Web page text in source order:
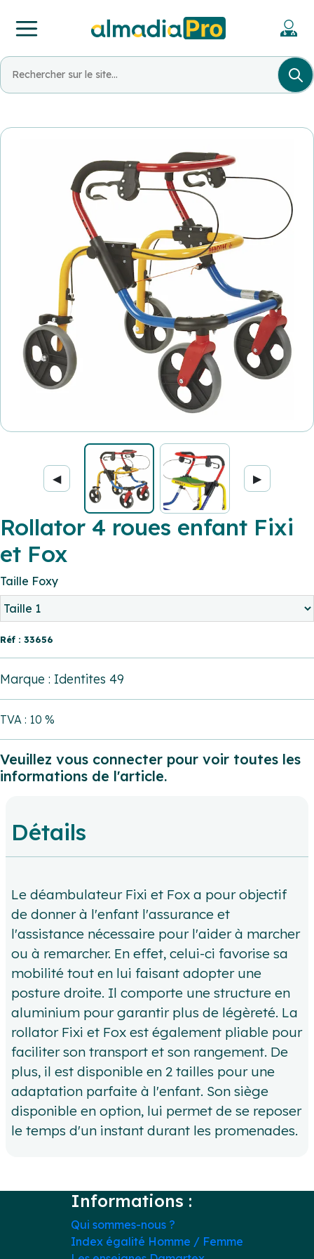
◀ ▶
Rollator 4 roues enfant Fixi
et Fox
Taille Foxy
Réf : 33656
Marque : Identites 49
TVA : 10 %
Veuillez vous connecter pour voir toutes les
informations de l'article.
Détails
Le déambulateur Fixi et Fox a pour objectif
de donner à l'enfant l'assurance et
l'assistance nécessaire pour l'aider à marcher
ou à remarcher. En effet, celui-ci favorise sa
mobilité tout en lui faisant adopter une
posture droite. Il comporte une structure en
aluminium pour garantir plus de légèreté. La
rollator Fixi et Fox est également pliable pour
faciliter son transport et son rangement. De
plus, il est disponible en 2 tailles pour une
adaptation parfaite à l'enfant. Son siège
disponible en option, lui permet de se reposer
le temps d'un instant durant les promenades.
Informations :
Qui sommes-nous ?
Index égalité Homme / Femme